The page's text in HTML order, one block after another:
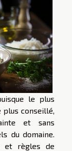
le plus
conseillé,
et sans
du domaine.
et règles de